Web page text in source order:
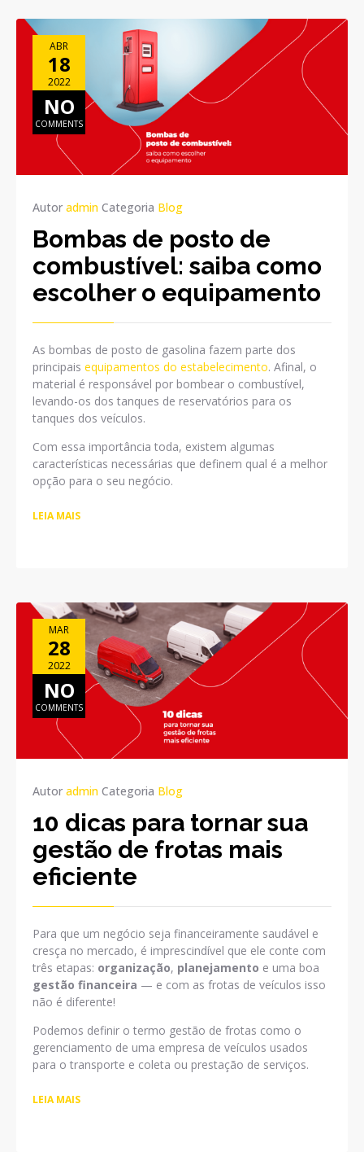
ABR
18
2022
NO
COMMENTS
Autor admin Categoria Blog
Bombas de posto de
combustível: saiba como
escolher o equipamento
As bombas de posto de gasolina fazem parte dos
principais equipamentos do estabelecimento. Afinal, o
material é responsável por bombear o combustível,
levando-os dos tanques de reservatórios para os
tanques dos veículos.
Com essa importância toda, existem algumas
características necessárias que definem qual é a melhor
opção para o seu negócio.
LEIA MAIS
MAR
28
2022
NO
COMMENTS
Autor admin Categoria Blog
10 dicas para tornar sua
gestão de frotas mais
eficiente
Para que um negócio seja financeiramente saudável e
cresça no mercado, é imprescindível que ele conte com
três etapas: organização, planejamento e uma boa
gestão financeira — e com as frotas de veículos isso
não é diferente!
Podemos definir o termo gestão de frotas como o
gerenciamento de uma empresa de veículos usados
para o transporte e coleta ou prestação de serviços.
LEIA MAIS